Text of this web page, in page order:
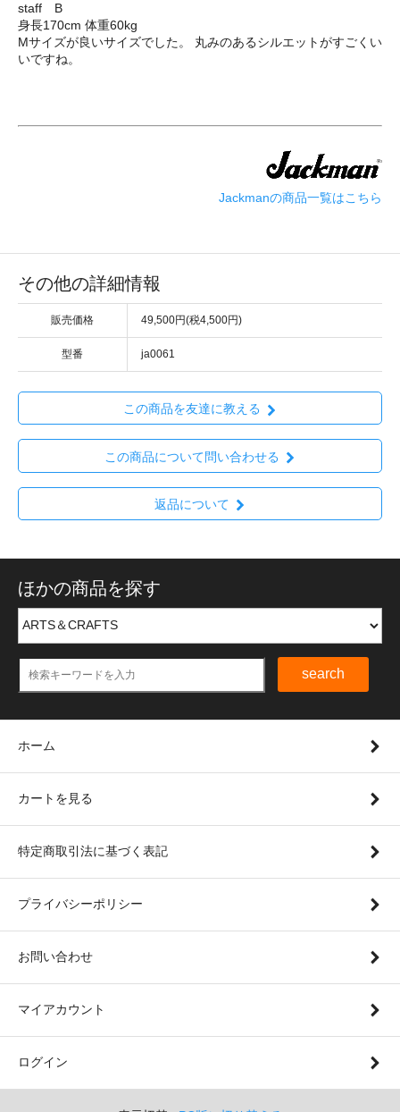
staff B
身長170cm 体重60kg
Mサイズが良いサイズでした。 丸みのあるシルエットがすごくい
いですね。
Jackmanの商品一覧はこちら
その他の詳細情報
販売価格 49,500円(税4,500円)
型番 ja0061
この商品を友達に教える
この商品について問い合わせる
返品について
ほかの商品を探す
search
ホーム
カートを見る
特定商取引法に基づく表記
プライバシーポリシー
お問い合わせ
マイアカウント
ログイン